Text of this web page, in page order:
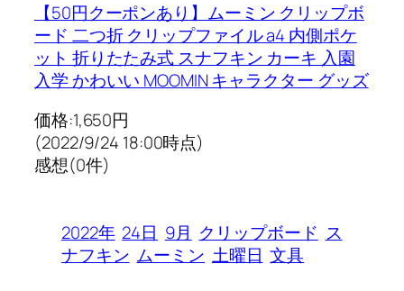
【50円クーポンあり】ムーミン クリップボ
ード 二つ折 クリップファイル a4 内側ポケ
ット 折りたたみ式 スナフキン カーキ 入園
入学 かわいい MOOMIN キャラクター グッズ
価格:1,650円
(2022/9/24 18:00時点)
感想(0件)
2022年 24日 9月 クリップボード ス
ナフキン ムーミン 土曜日 文具